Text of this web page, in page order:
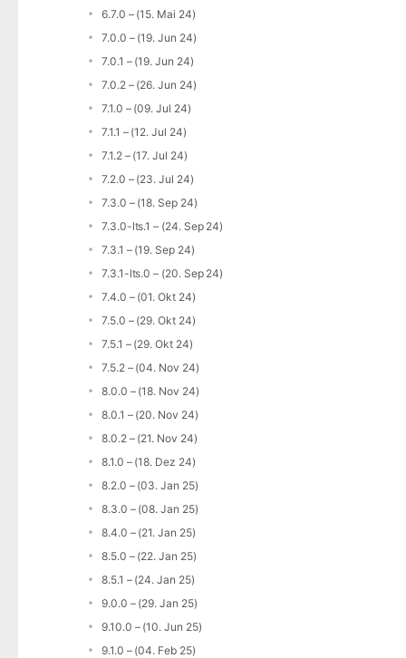
6.7.0 – (15. Mai 24)
7.0.0 – (19. Jun 24)
7.0.1 – (19. Jun 24)
7.0.2 – (26. Jun 24)
7.1.0 – (09. Jul 24)
7.1.1 – (12. Jul 24)
7.1.2 – (17. Jul 24)
7.2.0 – (23. Jul 24)
7.3.0 – (18. Sep 24)
7.3.0-lts.1 – (24. Sep 24)
7.3.1 – (19. Sep 24)
7.3.1-lts.0 – (20. Sep 24)
7.4.0 – (01. Okt 24)
7.5.0 – (29. Okt 24)
7.5.1 – (29. Okt 24)
7.5.2 – (04. Nov 24)
8.0.0 – (18. Nov 24)
8.0.1 – (20. Nov 24)
8.0.2 – (21. Nov 24)
8.1.0 – (18. Dez 24)
8.2.0 – (03. Jan 25)
8.3.0 – (08. Jan 25)
8.4.0 – (21. Jan 25)
8.5.0 – (22. Jan 25)
8.5.1 – (24. Jan 25)
9.0.0 – (29. Jan 25)
9.10.0 – (10. Jun 25)
9.1.0 – (04. Feb 25)